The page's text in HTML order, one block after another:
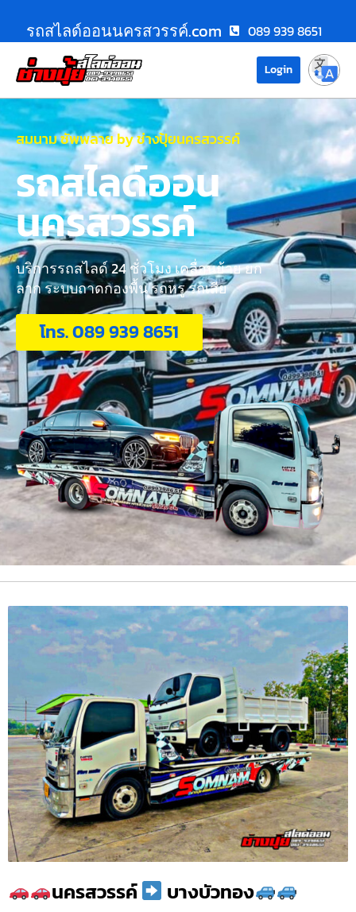
รถสไลด์ออนนครสวรรค์.com 089 939 8651
Login
สมนาม ซัพพลาย by ช่างปุ้ยนครสวรรค์
รถสไลด์ออน
นครสวรรค์
บริการรถสไลด์ 24 ชั่วโมง เคลื่อนย้าย ยก
ลาก ระบบถาดกองพื้น รถหรู รถเสีย
โทร. 089 939 8651
นครสวรรค์ บางบัวทอง